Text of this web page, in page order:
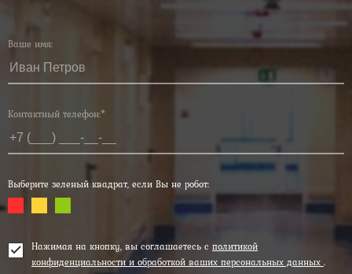
Ваше имя:
Контактный телефон:*
Выберите зеленый квадрат, если Вы не робот:
Нажимая на кнопку, вы соглашаетесь с политикой
конфиденциальности и обработкой ваших персональных данных .